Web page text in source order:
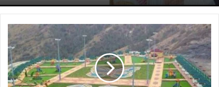
أب
ينصح
بنته
بليله
زفافها
..